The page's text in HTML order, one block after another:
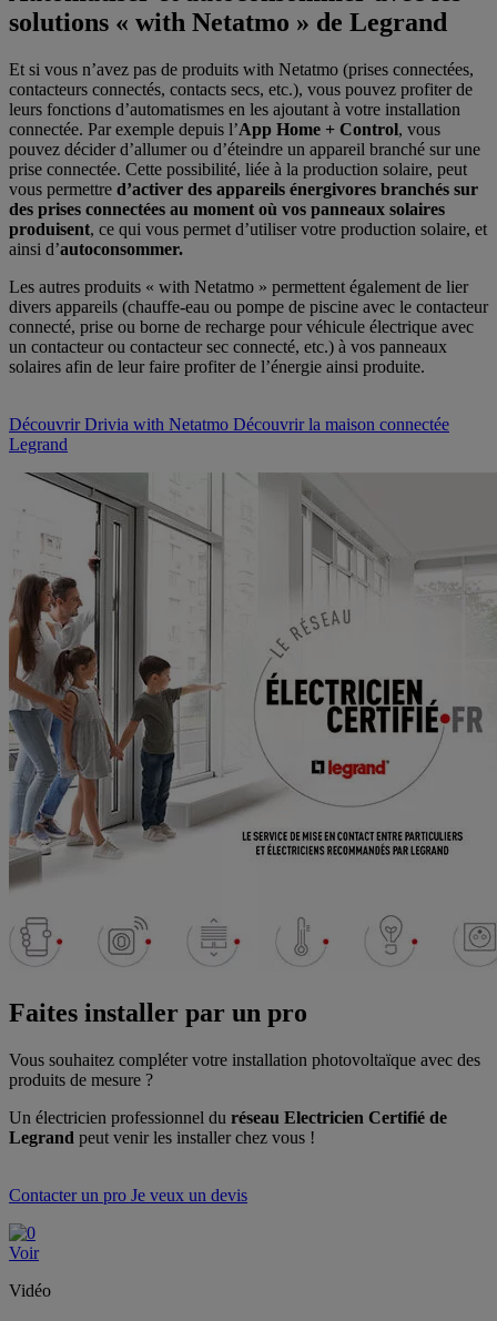
solutions « with Netatmo » de Legrand
Et si vous n’avez pas de produits with Netatmo (prises connectées,
contacteurs connectés, contacts secs, etc.), vous pouvez profiter de
leurs fonctions d’automatismes en les ajoutant à votre installation
connectée. Par exemple depuis l’App Home + Control, vous
pouvez décider d’allumer ou d’éteindre un appareil branché sur une
prise connectée. Cette possibilité, liée à la production solaire, peut
vous permettre d’activer des appareils énergivores branchés sur
des prises connectées au moment où vos panneaux solaires
produisent, ce qui vous permet d’utiliser votre production solaire, et
ainsi d’autoconsommer.
Les autres produits « with Netatmo » permettent également de lier
divers appareils (chauffe-eau ou pompe de piscine avec le contacteur
connecté, prise ou borne de recharge pour véhicule électrique avec
un contacteur ou contacteur sec connecté, etc.) à vos panneaux
solaires afin de leur faire profiter de l’énergie ainsi produite.
Découvrir Drivia with Netatmo Découvrir la maison connectée
Legrand
Faites installer par un pro
Vous souhaitez compléter votre installation photovoltaïque avec des
produits de mesure ?
Un électricien professionnel du réseau Electricien Certifié de
Legrand peut venir les installer chez vous !
Contacter un pro Je veux un devis
Voir
Vidéo